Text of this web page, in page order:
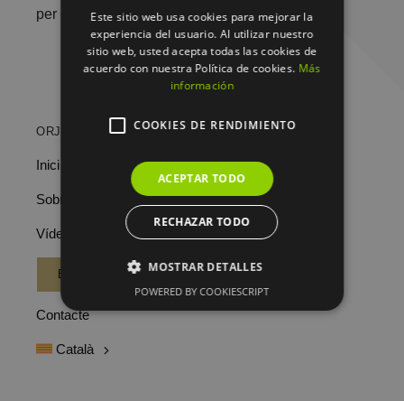
per embellir la teva vida.
ORJO’S HOME
Inici
Sobre Nosaltres
Vídeos
BOTIGA
Contacte
Català
Este sitio web usa cookies para mejorar la
experiencia del usuario. Al utilizar nuestro
sitio web, usted acepta todas las cookies de
acuerdo con nuestra Política de cookies. Más
información
COOKIES DE RENDIMIENTO
ACEPTAR TODO
RECHAZAR TODO
MOSTRAR DETALLES
POWERED BY COOKIESCRIPT